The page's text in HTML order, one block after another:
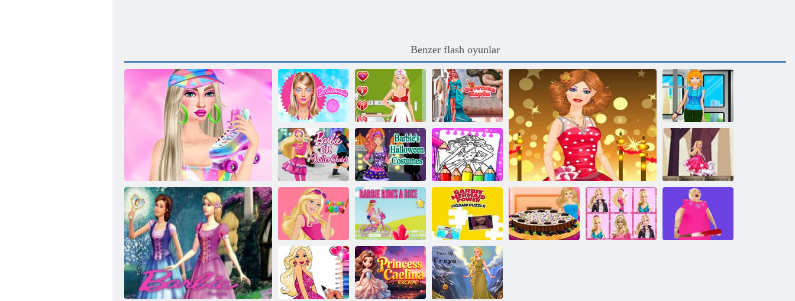
Benzer flash oyunlar
Barbie çekirdeği
Barbie çılgınlığı Barbie hemşire
Barbiecore
Estetiği
Barbie Trende
Barbie paten
üzerinde
Barbie Cadılar
Bayramı
Kostümleri
Barbie Boyama
Kitabı
Barbie Rüya Evi
Maceraları
Barbie Boyama
Kitabı
BARBİE
BİSİKLET
SÜRÜYOR
Barbie Deniz
Kızı Güç
Yapbozu